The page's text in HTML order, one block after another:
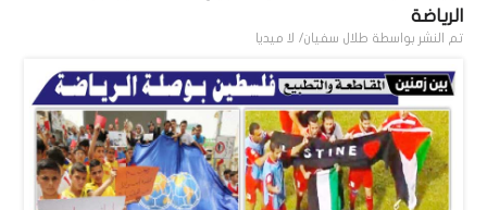
الرياضة
تم النشر بواسطة طلال سفيان/ لا ميديا